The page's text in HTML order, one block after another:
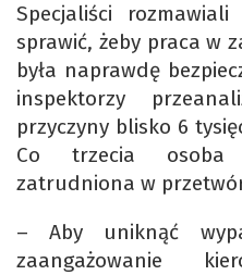
Specjaliści
sprawić, żeby praca w
była naprawdę
inspektorzy
przyczyny blisko 6
Co trzecia osoba
zatrudniona w
– Aby uniknąć
zaangażowanie